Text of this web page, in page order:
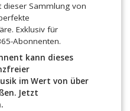
dieser Sammlung von
Exklusiv für
Abonnenten.
kann dieses
im Wert von über
Jetzt